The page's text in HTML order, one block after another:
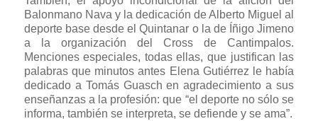
Balonmano Nava y la dedicación de Alberto Miguel al
deporte base desde el Quintanar o la de Íñigo Jimeno
a la organización del Cross de Cantimpalos.
Menciones especiales, todas ellas, que justifican las
palabras que minutos antes Elena Gutiérrez le había
dedicado a Tomás Guasch en agradecimiento a sus
enseñanzas a la profesión: que “el deporte no sólo se
informa, también se interpreta, se defiende y se ama”.